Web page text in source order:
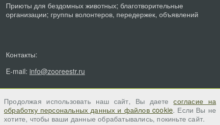
Приюты для бездомных животных; благотворительные
организации; группы волонтеров, передержек, объявлений
Контакты:
E-mail: info@zooreestr.ru
Продолжая использовать наш сайт, Вы даетесогласие на
обработку персональных данных и файлов cookie. Если Вы не
хотите, чтобы ваши данные обрабатывались, покиньте сайт.